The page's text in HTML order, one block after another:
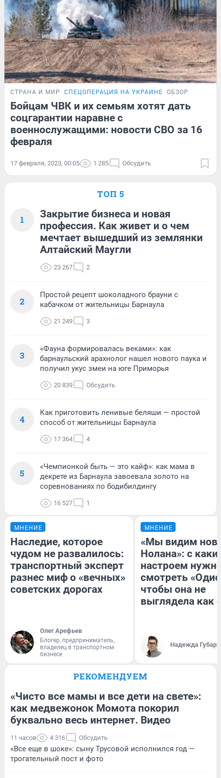
СТРАНА И МИР СПЕЦОПЕРАЦИЯ НА УКРАИНЕ ОБЗОР
Бойцам ЧВК и их семьям хотят дать
соцгарантии наравне с
военнослужащими: новости СВО за 16
февраля
17 февраля, 2023, 00:05 1 285 Обсудить
ТОП 5
1
Закрытие бизнеса и новая
профессия. Как живет и о чем
мечтает вышедший из землянки
Алтайский Маугли
23 267 2
2
Простой рецепт шоколадного брауни с
кабачком от жительницы Барнаула
21 249 3
3
«Фауна формировалась веками»: как
барнаульский арахнолог нашел нового паука и
получил укус змеи на юге Приморья
20 839 Обсудить
4
Как приготовить ленивые беляши — простой
способ от жительницы Барнаула
17 364 4
5
«Чемпионкой быть — это кайф»: как мама в
декрете из Барнаула завоевала золото на
соревнованиях по бодибилдингу
16 527 1
МНЕНИЕ
Наследие, которое
чудом не развалилось:
транспортный эксперт
разнес миф о «вечных»
советских дорогах
Олег Арефьев
Блогер, предприниматель,
владелец в транспортном
бизнесе
МНЕНИЕ
«Мы видим
Нолана»: с
настроем
смотреть
чтобы она не
выглядела как
Надежда Губарь
РЕКОМЕНДУЕМ
«Чисто все мамы и все дети на свете»:
как медвежонок Момота покорил
буквально весь интернет. Видео
11 часов 4 316 Обсудить
«Все еще в шоке»: сыну Трусовой исполнился год —
трогательный пост и фото